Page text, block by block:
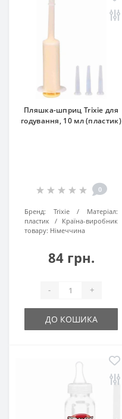
Пляшка-шприц Trixie для
годування, 10 мл (пластик)
0
Бренд: Trixie
Матеріал:
пластик
Країна-виробник
товару: Нiмеччина
84 грн.
- +
ДО КОШИКА